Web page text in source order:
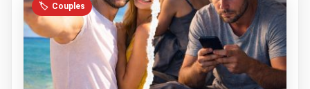
🏷️ Couples